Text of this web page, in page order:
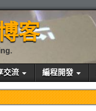
客
交流 編程開發